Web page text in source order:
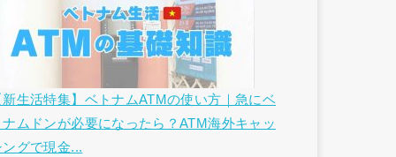
新生活特集】ベトナムATMの使い方｜急にベ
ナムドンが必要になったら？ATM海外キャッ
ングで現金...